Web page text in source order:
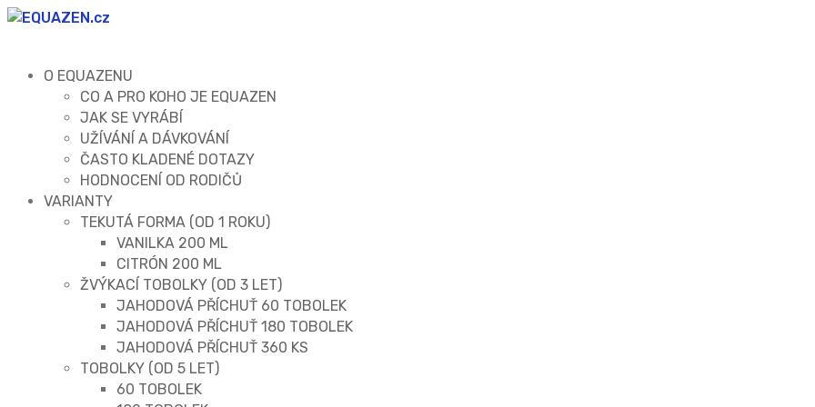
O EQUAZENU
CO A PRO KOHO JE EQUAZEN
JAK SE VYRÁBÍ
UŽÍVÁNÍ A DÁVKOVÁNÍ
ČASTO KLADENÉ DOTAZY
HODNOCENÍ OD RODIČŮ
VARIANTY
TEKUTÁ FORMA (OD 1 ROKU)
VANILKA 200 ML
CITRÓN 200 ML
ŽVÝKACÍ TOBOLKY (OD 3 LET)
JAHODOVÁ PŘÍCHUŤ 60 TOBOLEK
JAHODOVÁ PŘÍCHUŤ 180 TOBOLEK
JAHODOVÁ PŘÍCHUŤ 360 KS
TOBOLKY (OD 5 LET)
60 TOBOLEK